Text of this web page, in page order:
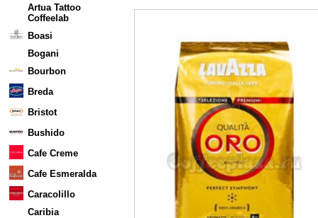
Artua Tattoo
Coffeelab
Boasi
Bogani
Bourbon
Breda
Bristot
Bushido
Cafe Creme
Cafe Esmeralda
Caracolillo
Caribia